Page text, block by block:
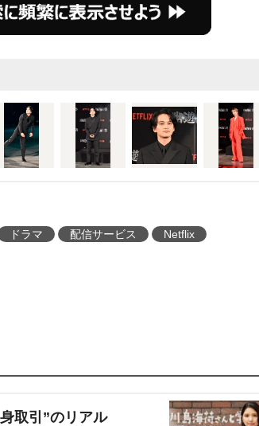
ドラマ 配信サービス
Netflix
取引”のリアル